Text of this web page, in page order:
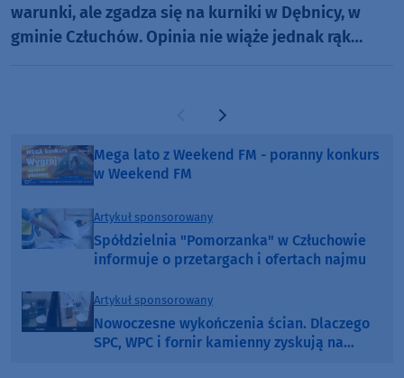
warunki, ale zgadza się na kurniki w Dębnicy, w
gminie Człuchów. Opinia nie wiąże jednak rąk
Poprzednia strona
Następna strona
Mega lato z Weekend FM - poranny konkurs
w Weekend FM
Artykuł sponsorowany
Spółdzielnia "Pomorzanka" w Człuchowie
informuje o przetargach i ofertach najmu
Artykuł sponsorowany
Nowoczesne wykończenia ścian. Dlaczego
SPC, WPC i fornir kamienny zyskują na